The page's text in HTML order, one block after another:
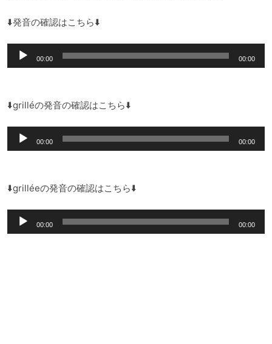
⬇️発音の確認はこちら⬇️
声
レ
ー
00:00 00:00
⬇️grilléの発音の確認はこちら⬇️
声
レ
ー
00:00 00:00
⬇️grilléeの発音の確認はこちら⬇️
声
00:00 00:00